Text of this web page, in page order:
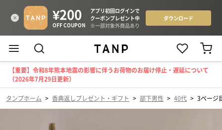
【重要】令和8年熊本地震の影響に伴うお荷物のお届け停止・遅延について
（2026年7月29日更新）
タンプホーム > 香典返しプレゼント・ギフト > 部下男性 > 40代 > 3ページ